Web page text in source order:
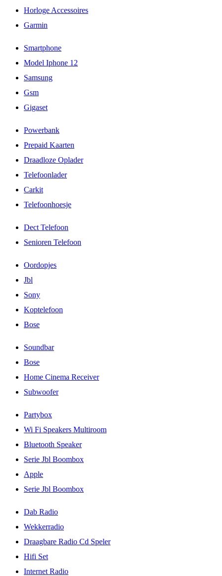
Horloge Accessoires
Garmin
Smartphone
Model Iphone 12
Samsung
Gsm
Gigaset
Powerbank
Prepaid Kaarten
Draadloze Oplader
Telefoonlader
Carkit
Telefoonhoesje
Dect Telefoon
Senioren Telefoon
Oordopjes
Jbl
Sony
Koptelefoon
Bose
Soundbar
Bose
Home Cinema Receiver
Subwoofer
Partybox
Wi Fi Speakers Multiroom
Bluetooth Speaker
Serie Jbl Boombox
Apple
Serie Jbl Boombox
Dab Radio
Wekkerradio
Draagbare Radio Cd Speler
Hifi Set
Internet Radio